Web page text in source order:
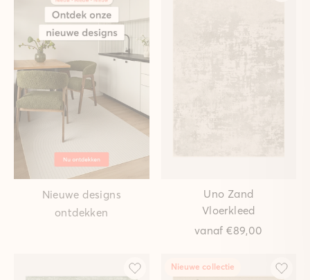
Nieuwe designs
ontdekken
Uno Zand
Vloerkleed
vanaf€89,00
Nieuwe collectie